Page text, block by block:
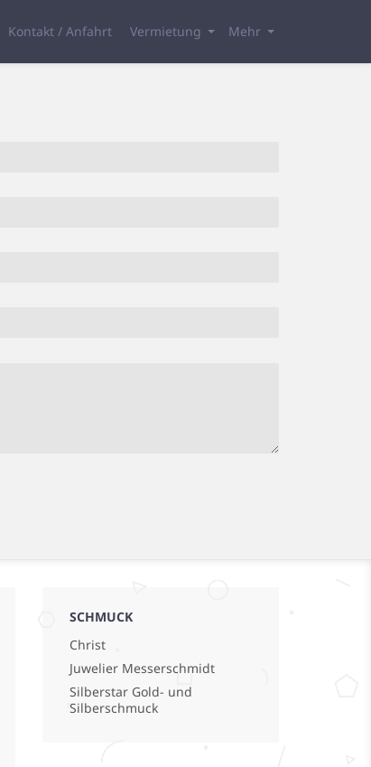
Kontakt / Anfahrt Vermietung Mehr
SCHMUCK
Christ
Juwelier Messerschmidt
Silberstar Gold- und
Silberschmuck